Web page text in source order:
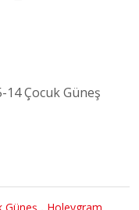
14 Çocuk Güneş